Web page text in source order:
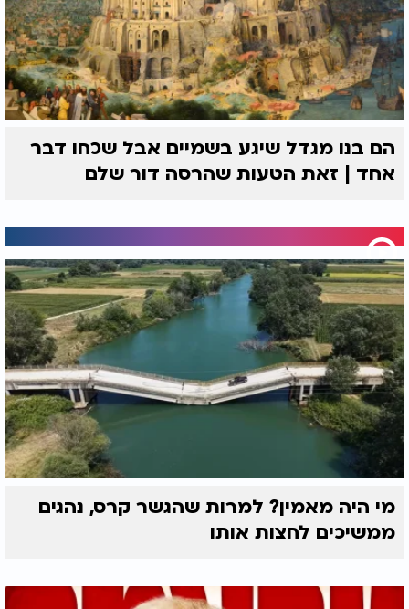
הם בנו מגדל שיגע בשמיים אבל שכחו דבר
אחד | זאת הטעות שהרסה דור שלם
מי היה מאמין? למרות שהגשר קרס, נהגים
ממשיכים לחצות אותו